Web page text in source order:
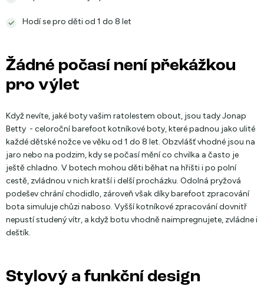
Hodí se pro děti od 1 do 8 let
Žádné počasí není překážkou
pro výlet
Když nevíte, jaké boty vašim ratolestem obout, jsou tady Jonap
Betty - celoroční barefoot kotníkové boty, které padnou jako ulité
každé dětské nožce ve věku od 1 do 8 let. Obzvlášť vhodné jsou na
jaro nebo na podzim, kdy se počasí mění co chvilka a často je
ještě chladno. V botech mohou děti běhat na hřišti i po polní
cestě, zvládnou v nich kratší i delší procházku. Odolná pryžová
podešev chrání chodidlo, zároveň však díky barefoot zpracování
bota simuluje chůzi naboso. Vyšší kotníkové zpracování dovnitř
nepustí studený vítr, a když botu vhodně naimpregnujete, zvládne i
deštík.
Stylový a funkční design